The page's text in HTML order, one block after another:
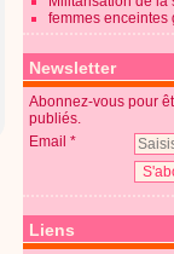
femmes enceintes
Newsletter
Abonnez-vous pour
publiés.
Email
Liens